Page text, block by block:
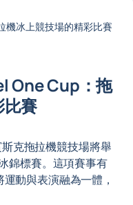
機冰上競技場的精彩比賽
One Cup：拖
賽
克拖拉機競技場將舉
錦標賽。這項賽事有
動與表演融為一體，